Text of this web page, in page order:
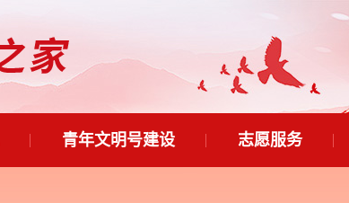
青年文明号建设 志愿服务